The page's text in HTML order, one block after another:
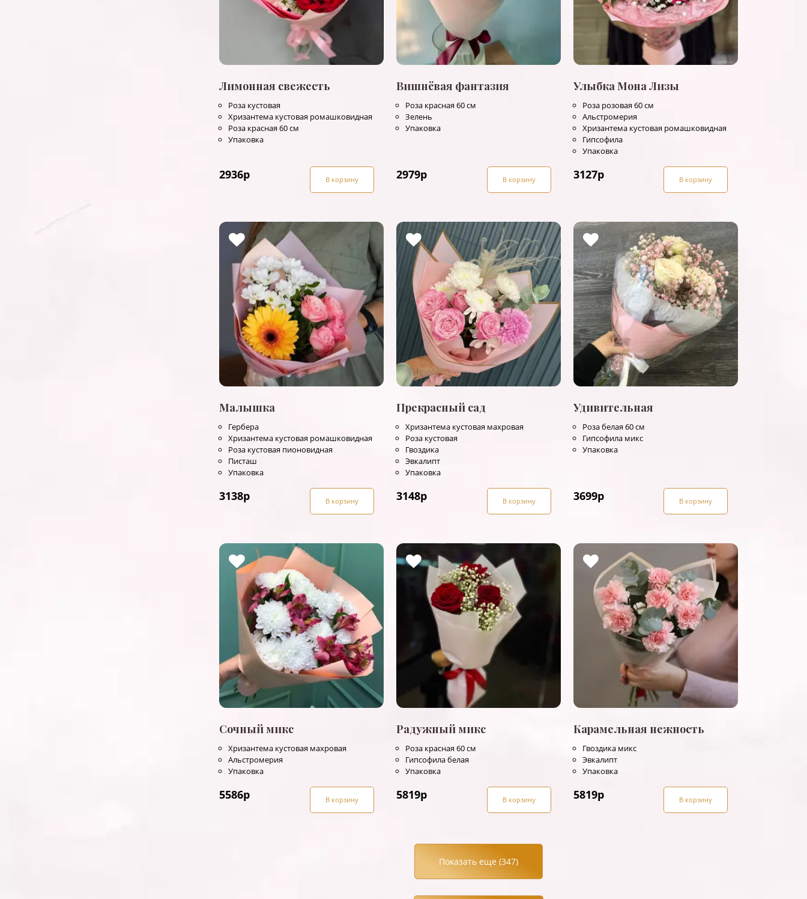
Лимонная свежесть
Роза кустовая
Хризантема кустовая ромашковидная
Роза красная 60 см
Упаковка
2936р В корзину
Вишнёвая фантазия
Роза красная 60 см
Зелень
Упаковка
2979р В корзину
Улыбка Мона Лизы
Роза розовая 60 см
Альстромерия
Хризантема кустовая ромашковидная
Гипсофила
Упаковка
3127р В корзину
Малышка
Гербера
Хризантема кустовая ромашковидная
Роза кустовая пионовидная
Писташ
Упаковка
3138р В корзину
Прекрасный сад
Хризантема кустовая махровая
Роза кустовая
Гвоздика
Эвкалипт
Упаковка
3148р В корзину
Удивительная
Роза белая 60 см
Гипсофила микс
Упаковка
3699р В корзину
Сочный микс
Хризантема кустовая махровая
Альстромерия
Упаковка
5586р В корзину
Радужный микс
Роза красная 60 см
Гипсофила белая
Упаковка
5819р В корзину
Карамельная нежность
Гвоздика микс
Эвкалипт
Упаковка
5819р В корзину
Показать еще (347)